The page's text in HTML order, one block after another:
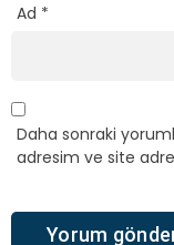
Ad *
Daha sonraki
adresim ve site